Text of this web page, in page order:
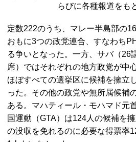
らびに各種報道をも
定数222のうち、マレー半島部の
おもに3つの政党連合、すなわち PH
る争いとなった。一方、サバ（26
席）ではそれぞれの地方政党が中
ほぼすべての選挙区に候補を擁立
った。その他の政党や無所属候補
ある。マハティール・モハマド元
国運動（GTA）は124人の候補を
の没収を免れるのに必要な得票率